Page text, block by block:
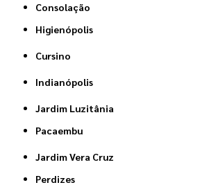
Consolação
Higienópolis
Cursino
Indianópolis
Jardim Luzitânia
Pacaembu
Jardim Vera Cruz
Perdizes